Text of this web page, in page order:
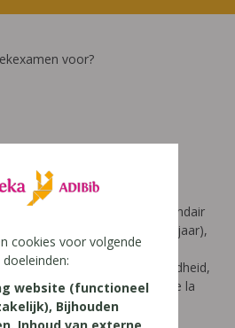
voor?
(6-9 jaar), secundair
secundair onderwijs (14-18 jaar),
jaar)
autisme/ASS, hoogbegaafdheid,
dyspraxie/DCD, NLD, Gilles de la
structuur
cookies voor volgende
doeleinden:
website (functioneel
Bijhouden
Inhoud van externe